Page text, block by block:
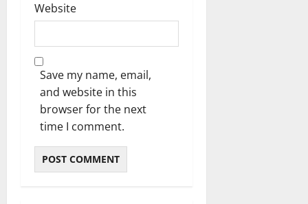
Website
Save my name, email,
and website in this
browser for the next
time I comment.